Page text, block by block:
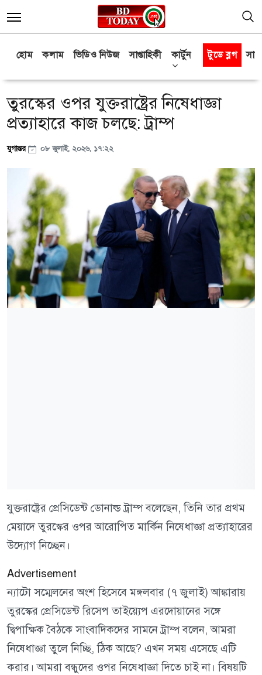
হোম কলাম ভিডিও নিউজ সাপ্তাহিকী কার্টুন টুডে ব্লগ
তুরস্কের ওপর যুক্তরাষ্ট্রের নিষেধাজ্ঞা
প্রত্যাহারে কাজ চলছে: ট্রাম্প
যুগান্তর ০৮ জুলাই, ২০২৬, ১৭:২২
যুক্তরাষ্ট্রের প্রেসিডেন্ট ডোনাল্ড ট্রাম্প বলেছেন, তিনি তার প্রথম
মেয়াদে তুরস্কের ওপর আরোপিত মার্কিন নিষেধাজ্ঞা প্রত্যাহারের
উদ্যোগ নিচ্ছেন।
Advertisement
ন্যাটো সম্মেলনের অংশ হিসেবে মঙ্গলবার (৭ জুলাই) আঙ্কারায়
তুরস্কের প্রেসিডেন্ট রিসেপ তাইয়্যেপ এরদোয়ানের সঙ্গে
দ্বিপাক্ষিক বৈঠকে সাংবাদিকদের সামনে ট্রাম্প বলেন, আমরা
নিষেধাজ্ঞা তুলে নিচ্ছি, ঠিক আছে? এখন সময় এসেছে এটি
করার। আমরা বন্ধুদের ওপর নিষেধাজ্ঞা দিতে চাই না। বিষয়টি